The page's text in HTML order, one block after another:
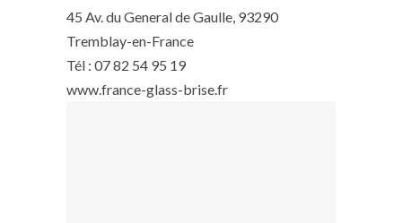
45 Av. du General de Gaulle, 93290
Tremblay-en-France
Tél : 07 82 54 95 19
www.france-glass-brise.fr